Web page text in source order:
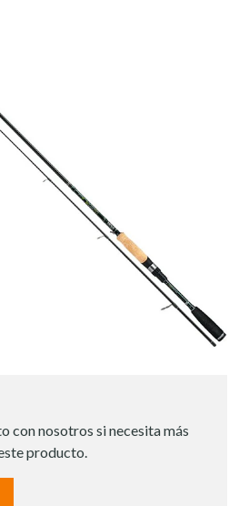
con nosotros si necesita más
producto.